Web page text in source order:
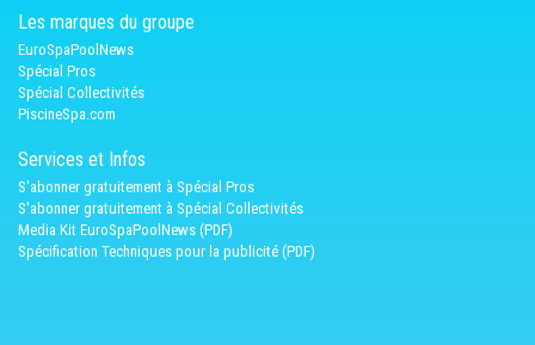
Les marques du groupe
EuroSpaPoolNews
Spécial Pros
Spécial Collectivités
PiscineSpa.com
Services et Infos
S'abonner gratuitement à Spécial Pros
S'abonner gratuitement à Spécial Collectivités
Media Kit EuroSpaPoolNews (PDF)
Spécification Techniques pour la publicité (PDF)